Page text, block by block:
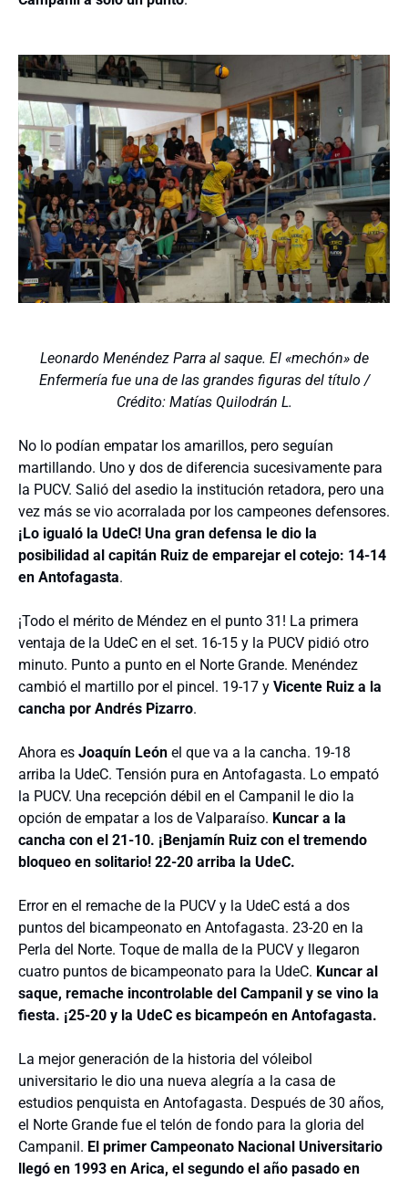
Leonardo Menéndez Parra al saque. El «mechón» de
Enfermería fue una de las grandes figuras del título /
Crédito: Matías Quilodrán L.
No lo podían empatar los amarillos, pero seguían
martillando. Uno y dos de diferencia sucesivamente para
la PUCV. Salió del asedio la institución retadora, pero una
vez más se vio acorralada por los campeones defensores.
¡Lo igualó la UdeC! Una gran defensa le dio la
posibilidad al capitán Ruiz de emparejar el cotejo: 14-14
en Antofagasta.
¡Todo el mérito de Méndez en el punto 31! La primera
ventaja de la UdeC en el set. 16-15 y la PUCV pidió otro
minuto. Punto a punto en el Norte Grande. Menéndez
cambió el martillo por el pincel. 19-17 y Vicente Ruiz a la
cancha por Andrés Pizarro.
Ahora es Joaquín León el que va a la cancha. 19-18
arriba la UdeC. Tensión pura en Antofagasta. Lo empató
la PUCV. Una recepción débil en el Campanil le dio la
opción de empatar a los de Valparaíso. Kuncar a la
cancha con el 21-10. ¡Benjamín Ruiz con el tremendo
bloqueo en solitario! 22-20 arriba la UdeC.
Error en el remache de la PUCV y la UdeC está a dos
puntos del bicampeonato en Antofagasta. 23-20 en la
Perla del Norte. Toque de malla de la PUCV y llegaron
cuatro puntos de bicampeonato para la UdeC. Kuncar al
saque, remache incontrolable del Campanil y se vino la
fiesta. ¡25-20 y la UdeC es bicampeón en Antofagasta.
La mejor generación de la historia del vóleibol
universitario le dio una nueva alegría a la casa de
estudios penquista en Antofagasta. Después de 30 años,
el Norte Grande fue el telón de fondo para la gloria del
Campanil. El primer Campeonato Nacional Universitario
llegó en 1993 en Arica, el segundo el año pasado en